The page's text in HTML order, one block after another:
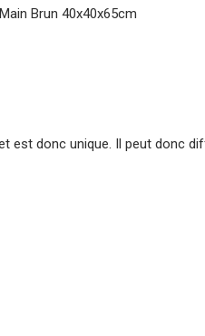
Brun 40x40x65cm
est donc unique. Il peut donc